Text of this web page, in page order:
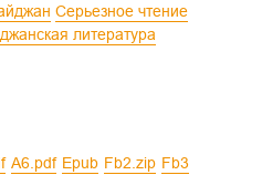
Серьезное чтение
литература
a6.pdf epub fb2.zip
fb3